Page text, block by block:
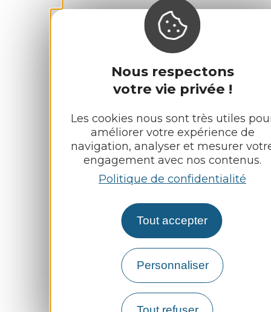
Nous respectons
votre vie privée !
Les cookies nous sont très utiles
améliorer votre expérience de
navigation, analyser et mesurer
engagement avec nos contenus.
Politique de confidentialité
Tout accepter
Personnaliser